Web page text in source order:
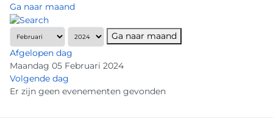
Ga naar maand
Ga naar maand
Afgelopen dag
Maandag 05 Februari 2024
Volgende dag
Er zijn geen evenementen gevonden